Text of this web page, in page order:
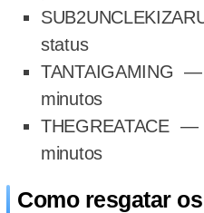
status
TANTAIGAMING
minutos
THEGREATACE
minutos
Como resgatar